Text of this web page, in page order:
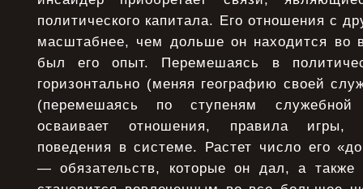
политического капитала. Его отношения с
масштабнее, чем дольше он находится во
был его опыт. Перемешаясь в
горизонтально (меняя географию своей
(перемешаясь по ступеням служебной
осваивает отношения, правила игры,
поведения в системе. Растет число его
— обязательств, которые он дал, а